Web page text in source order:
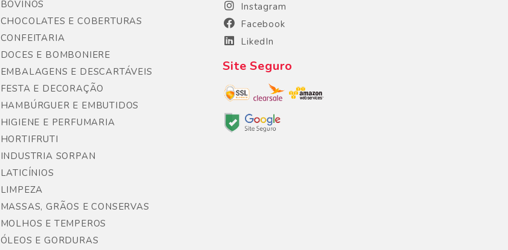
BOVINOS
CHOCOLATES E COBERTURAS
CONFEITARIA
DOCES E BOMBONIERE
EMBALAGENS E DESCARTÁVEIS
FESTA E DECORAÇÃO
HAMBÚRGUER E EMBUTIDOS
HIGIENE E PERFUMARIA
HORTIFRUTI
INDUSTRIA SORPAN
LATICÍNIOS
LIMPEZA
MASSAS, GRÃOS E CONSERVAS
MOLHOS E TEMPEROS
ÓLEOS E GORDURAS
Instagram
Facebook
LikedIn
Site Seguro